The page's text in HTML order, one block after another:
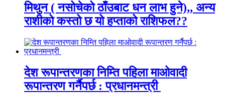
मिथुन ( नसोचेको ठाँउबाट धन लाभ हुने),, अन्य
राशीको कस्तो छ यो हप्ताको राशिफल??
देश रूपान्तरणका निम्ति पहिला माओवादी
रूपान्तरण गर्नैपर्छ : प्रधानमन्त्री